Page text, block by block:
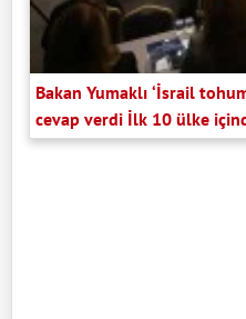
Bakan Yumaklı ‘İsrail
cevap verdi İlk 10 ülke